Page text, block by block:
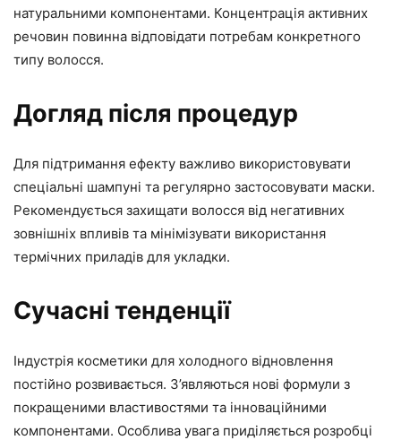
натуральними компонентами. Концентрація активних
речовин повинна відповідати потребам конкретного
типу волосся.
Догляд після процедур
Для підтримання ефекту важливо використовувати
спеціальні шампуні та регулярно застосовувати маски.
Рекомендується захищати волосся від негативних
зовнішніх впливів та мінімізувати використання
термічних приладів для укладки.
Сучасні тенденції
Індустрія косметики для холодного відновлення
постійно розвивається. З’являються нові формули з
покращеними властивостями та інноваційними
компонентами. Особлива увага приділяється розробці